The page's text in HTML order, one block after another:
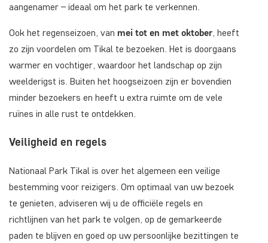
aangenamer – ideaal om het park te verkennen.
Ook het regenseizoen, van mei tot en met oktober , heeft
zo zijn voordelen om Tikal te bezoeken. Het is doorgaans
warmer en vochtiger, waardoor het landschap op zijn
weelderigst is. Buiten het hoogseizoen zijn er bovendien
minder bezoekers en heeft u extra ruimte om de vele
ruïnes in alle rust te ontdekken.
Veiligheid en regels
Nationaal Park Tikal is over het algemeen een veilige
bestemming voor reizigers. Om optimaal van uw bezoek
te genieten, adviseren wij u de officiële regels en
richtlijnen van het park te volgen, op de gemarkeerde
paden te blijven en goed op uw persoonlijke bezittingen te